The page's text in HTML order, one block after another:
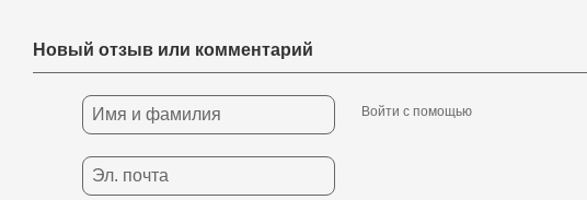
Новый отзыв или комментарий
Войти с помощью